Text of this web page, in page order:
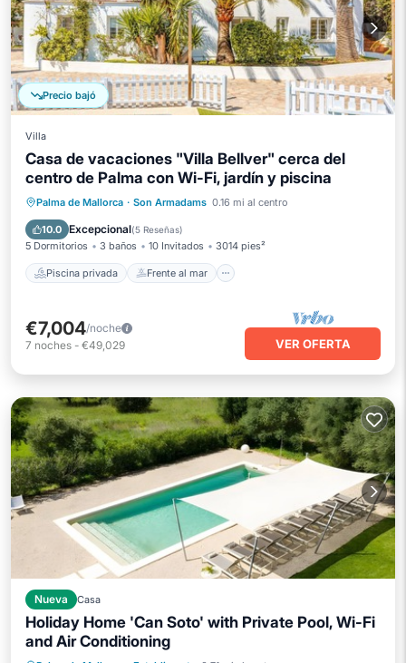
Precio bajó
Villa
Casa de vacaciones "Villa Bellver" cerca del
centro de Palma con Wi-Fi, jardín y piscina
Palma de Mallorca · Son Armadams 0.16 mi al centro
10.0 Excepcional(5 Reseñas)
5 Dormitorios 3 baños 10 Invitados 3014 pies²
Piscina privada Frente al mar
Piscina privada
Frente al mar
Piscina
Vista al mar
€7,004/noche
7 noches - €49,029 VER OFERTA
Nueva Casa
Holiday Home 'Can Soto' with Private Pool, Wi-Fi
and Air Conditioning
Piscina privada